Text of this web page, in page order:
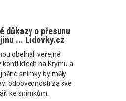
důkazy o přesunu
... Lidovky.cz
obelhali veřejné
konfliktech na Krymu a
snímky by měly
odpovědnosti za své
ke snímkům.